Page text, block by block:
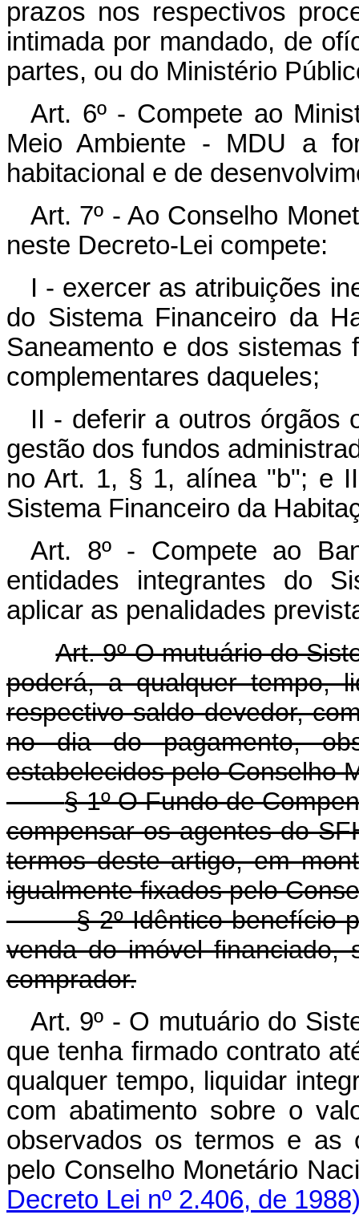
prazos nos respectivos
intimada por mandado, de
partes, ou do Ministério
Art. 6º - Compete ao
Meio Ambiente - MDU a
habitacional e de
Art. 7º - Ao Conselho
neste Decreto-Lei compete:
I - exercer as atribuições
do Sistema Financeiro da
Saneamento e dos sistemas
complementares daqueles;
II - deferir a outros órgãos
gestão dos fundos
no Art. 1, § 1, alínea "b"; e
Sistema Financeiro da
Art. 8º - Compete ao
entidades integrantes do
aplicar as penalidades
Art. 9º O mutuário do
poderá, a qualquer tempo,
respectivo saldo devedor,
no dia do pagamento,
estabelecidos pelo Conselho
§ 1º O Fundo de
compensar os agentes do
termos deste artigo, em
igualmente fixados pelo
§ 2º Idêntico benefício
venda do imóvel financiado,
comprador.
Art. 9º - O mutuário do
que tenha firmado contrato
qualquer tempo, liquidar
com abatimento sobre o
observados os termos e as
pelo Conselho
Decreto Lei nº 2.406, de